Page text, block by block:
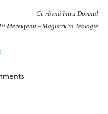
Cu râvnă întru Domnul
Mereuţanu – Magistru în Teologie